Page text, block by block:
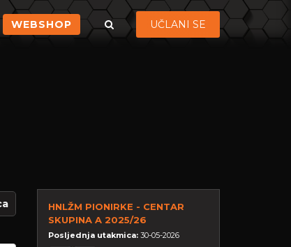
WEBSHOP UČLANI SE
HNLŽM PIONIRKE - CENTAR
SKUPINA A 2025/26
Posljednja utakmica: 30-05-2026